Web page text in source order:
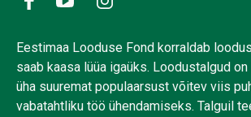
Eestimaa Looduse Fond korraldab
saab kaasa lüüa igaüks. Loodustalgud
üha suuremat populaarsust võitev viis
vabatahtliku töö ühendamiseks. Talguil